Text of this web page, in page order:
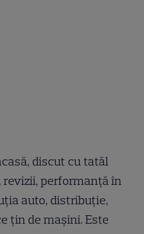
discut cu tatăl
revizii, performanță în
auto, distribuție,
țin de mașini. Este